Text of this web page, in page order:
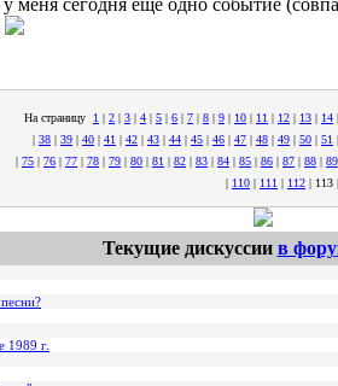
меня сегодня еще одно событие
На страницу 1 | 2 | 3 | 4 | 5 | 6 | 7 | 8 | 9 | 10 | 11 | 12 | 13 | 14 |
| 38 | 39 | 40 | 41 | 42 | 43 | 44 | 45 | 46 | 47 | 48 | 49 | 50 | 51 |
| 75 | 76 | 77 | 78 | 79 | 80 | 81 | 82 | 83 | 84 | 85 | 86 | 87 | 88 | 89
| 110 | 111 | 112 | 113 |
Текущие дискуссии в
1989 г.